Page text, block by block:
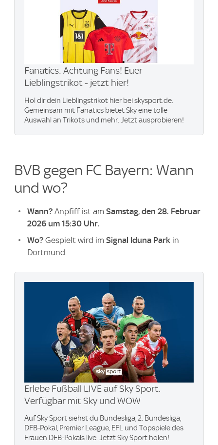
Fanatics: Achtung Fans! Euer
Lieblingstrikot - jetzt hier!
Hol dir dein Lieblingstrikot hier bei skysport.de.
Gemeinsam mit Fanatics bietet Sky eine tolle
Auswahl an Trikots und mehr. Jetzt ausprobieren!
BVB gegen FC Bayern: Wann
und wo?
Wann? Anpfiff ist am Samstag, den 28. Februar
2026 um 15:30 Uhr.
Wo? Gespielt wird im Signal Iduna Park in
Dortmund.
Erlebe Fußball LIVE auf Sky Sport.
Verfügbar mit Sky und WOW
Auf Sky Sport siehst du Bundesliga, 2. Bundesliga,
DFB-Pokal, Premier League, EFL und Topspiele des
Frauen DFB-Pokals live. Jetzt Sky Sport holen!